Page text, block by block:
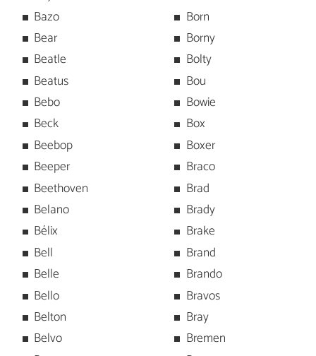
Bazo
Bear
Beatle
Beatus
Bebo
Beck
Beebop
Beeper
Beethoven
Belano
Bélix
Bell
Belle
Bello
Belton
Belvo
Born
Borny
Bolty
Bou
Bowie
Box
Boxer
Braco
Brad
Brady
Brake
Brand
Brando
Bravos
Bray
Bremen